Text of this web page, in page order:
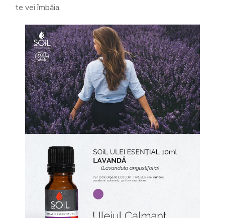
te vei îmbăia.